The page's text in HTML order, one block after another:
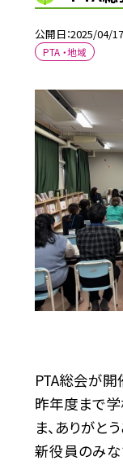
公開日 2025/04/17
PTA ・地域
PTA総会が開
昨年度まで
ま、ありがと
新役員のみな